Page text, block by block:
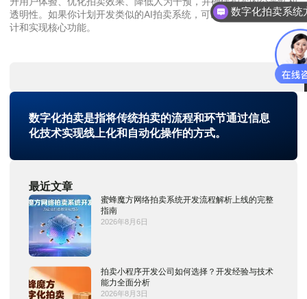
透明性。如果你计划开发类似的AI拍卖系统，可以根据这些步骤来设
计和实现核心功能。
数字化拍卖是指将传统拍卖的流程和环节通过信息
化技术实现线上化和自动化操作的方式。
最近文章
蜜蜂魔方网络拍卖系统开发流程解析上线的完整
指南
2026年8月6日
拍卖小程序开发公司如何选择？开发经验与技术
能力全面分析
2026年8月3日
数字化拍卖系统